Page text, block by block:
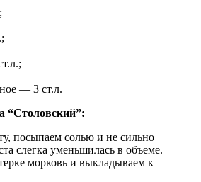
— 3 ст.л.
“Столовский”:
посыпаем солью и не сильно
слегка уменьшилась в объеме.
морковь и выкладываем к